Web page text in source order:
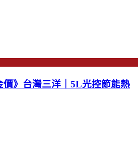
價》台灣三洋｜5L光控節能熱